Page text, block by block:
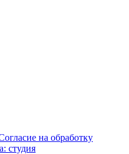
на обработку
студия